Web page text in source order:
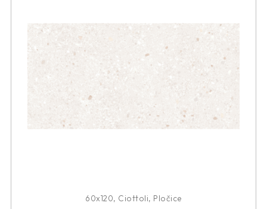
60x120, Ciottoli, Pločice